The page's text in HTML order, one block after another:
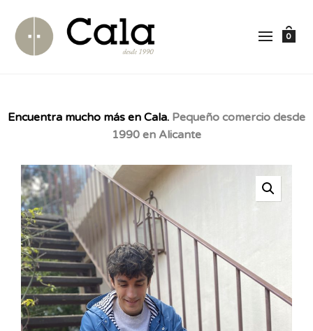
0
Encuentra mucho más en Cala. Pequeño comercio desde
1990 en Alicante